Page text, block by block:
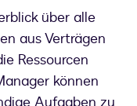
über alle
aus Verträgen
Ressourcen
können